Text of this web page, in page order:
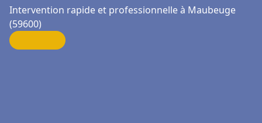
Intervention rapide et professionnelle à Maubeuge
(59600)